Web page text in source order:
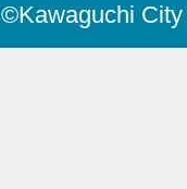
©Kawaguchi City